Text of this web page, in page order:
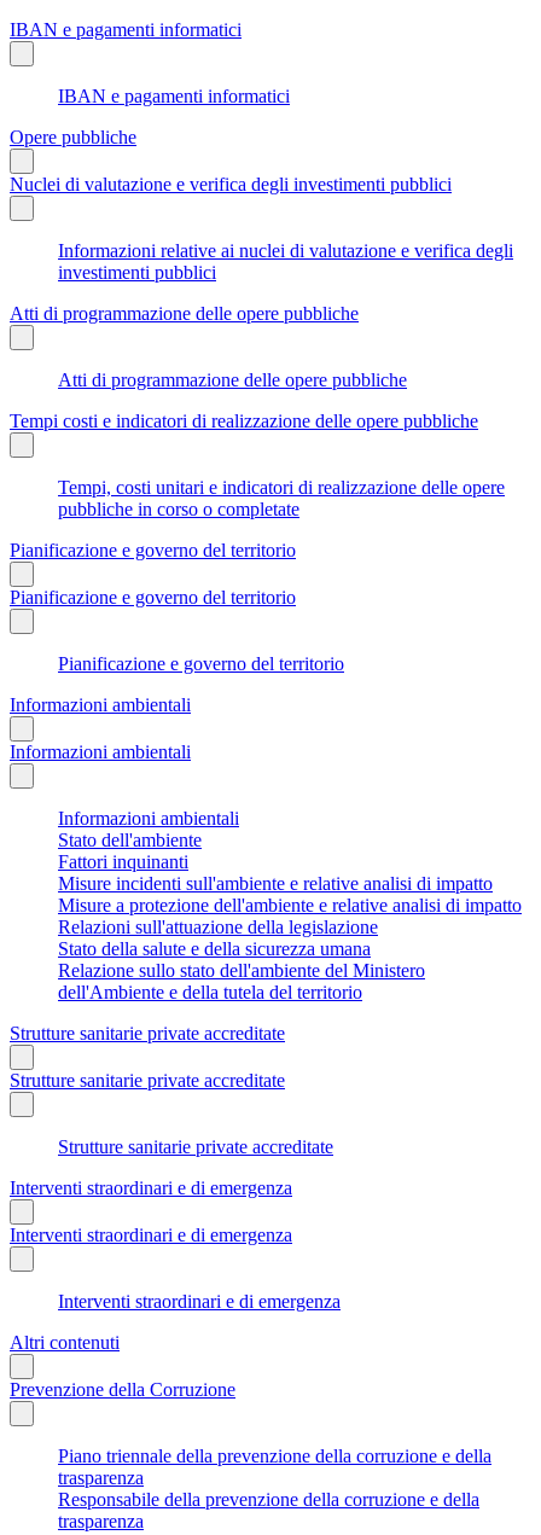
IBAN e pagamenti informatici
IBAN e pagamenti informatici
Opere pubbliche
Nuclei di valutazione e verifica degli investimenti pubblici
Informazioni relative ai nuclei di valutazione e verifica degli
investimenti pubblici
Atti di programmazione delle opere pubbliche
Atti di programmazione delle opere pubbliche
Tempi costi e indicatori di realizzazione delle opere pubbliche
Tempi, costi unitari e indicatori di realizzazione delle opere
pubbliche in corso o completate
Pianificazione e governo del territorio
Pianificazione e governo del territorio
Pianificazione e governo del territorio
Informazioni ambientali
Informazioni ambientali
Informazioni ambientali
Stato dell'ambiente
Fattori inquinanti
Misure incidenti sull'ambiente e relative analisi di impatto
Misure a protezione dell'ambiente e relative analisi di impatto
Relazioni sull'attuazione della legislazione
Stato della salute e della sicurezza umana
Relazione sullo stato dell'ambiente del Ministero
dell'Ambiente e della tutela del territorio
Strutture sanitarie private accreditate
Strutture sanitarie private accreditate
Strutture sanitarie private accreditate
Interventi straordinari e di emergenza
Interventi straordinari e di emergenza
Interventi straordinari e di emergenza
Altri contenuti
Prevenzione della Corruzione
Piano triennale della prevenzione della corruzione e della
trasparenza
Responsabile della prevenzione della corruzione e della
trasparenza